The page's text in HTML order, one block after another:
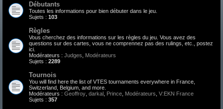
Débutants
Toutes les informations pour bien débuter dans le jeu.
Sujets : 103
Règles
Vous cherchez des informations sur les règles du jeu. Vous avez des
questions sur des cartes, vous ne comprennez pas des rulings, etc., postez
ici.
Modérateurs : Judges
Modérateurs
Sujets : 2289
Tournois
You will find here the list of VTES tournaments everywhere in France,
Switzerland, Belgium, and more.
Modérateurs : Geoffroy darkal Prince Modérateurs V:EKN France
Sujets : 357